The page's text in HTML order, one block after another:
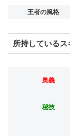
王者の風格
所持しているス
奥義
秘技